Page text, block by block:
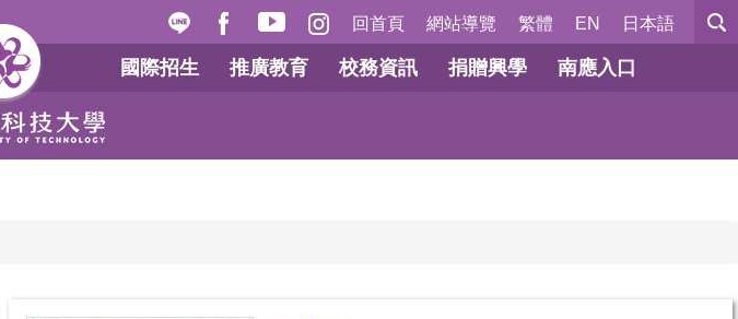
回首頁 網站導覽 繁體 EN 日本語
國際招生 推廣教育 校務資訊 捐贈興學 南應入口